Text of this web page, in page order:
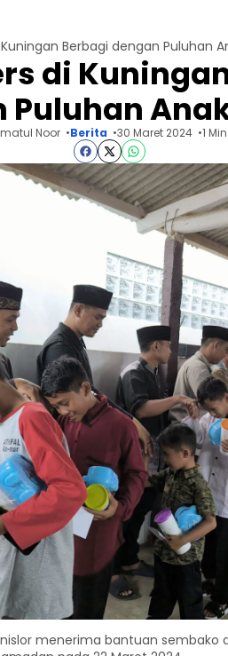
Kuningan Berbagi dengan Puluhan
di
Puluhan
Noor Berita 30 Maret 2024 1 Min
menerima bantuan sembako